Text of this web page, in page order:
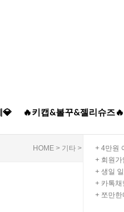
💎 🔥키캡&볼꾸&젤리슈즈🔥
HOME > 기타 > 사은품리스
총 상
+ 4만원
+ 회원가
+ 생일
+ 카톡채
+ 쪼만한